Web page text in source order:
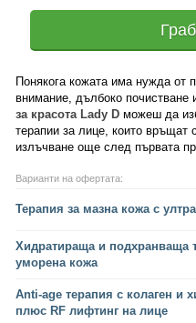
Понякога кожата има нужда от
внимание, дълбоко почистване
за красота Lady D можеш да
терапии за лице, които връщат
излъчване още след първата
Варианти на офертата:
Терапия за мазна кожа с
Хидратираща и подхранваща
уморена кожа
Anti-age терапия с колаген и
плюс RF лифтинг на лице